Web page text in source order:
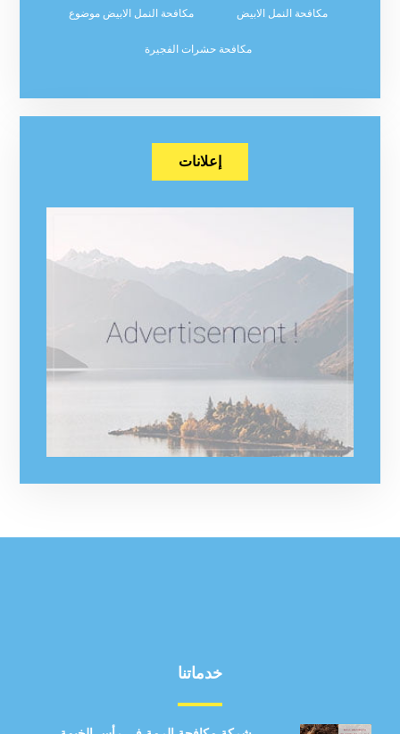
مكافحة النمل الابيض مكافحة النمل الابيض موضوع
مكافحة حشرات الفجيرة
إعلانات
خدماتنا